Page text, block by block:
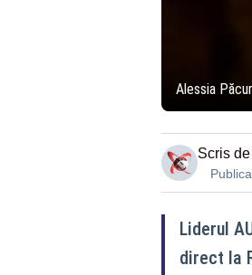
Alessia
Scris de
Liderul
direct la